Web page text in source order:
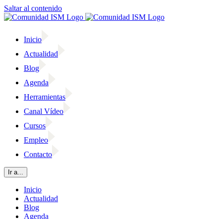
Saltar al contenido
Inicio
Actualidad
Blog
Agenda
Herramientas
Canal Vídeo
Cursos
Empleo
Contacto
Ir a...
Inicio
Actualidad
Blog
Agenda